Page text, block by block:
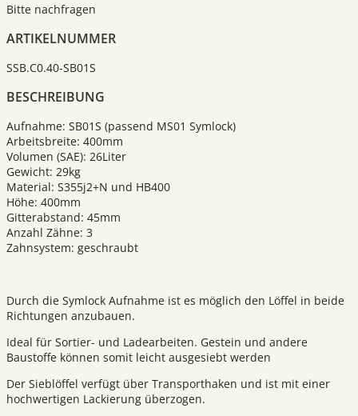
Bitte nachfragen
ARTIKELNUMMER
SSB.C0.40-SB01S
BESCHREIBUNG
Aufnahme: SB01S (passend MS01 Symlock)
Arbeitsbreite: 400mm
Volumen (SAE): 26Liter
Gewicht: 29kg
Material: S355j2+N und HB400
Höhe: 400mm
Gitterabstand: 45mm
Anzahl Zähne: 3
Zahnsystem: geschraubt
Durch die Symlock Aufnahme ist es möglich den Löffel in beide
Richtungen anzubauen.
Ideal für Sortier- und Ladearbeiten. Gestein und andere
Baustoffe können somit leicht ausgesiebt werden
Der Sieblöffel verfügt über Transporthaken und ist mit einer
hochwertigen Lackierung überzogen.